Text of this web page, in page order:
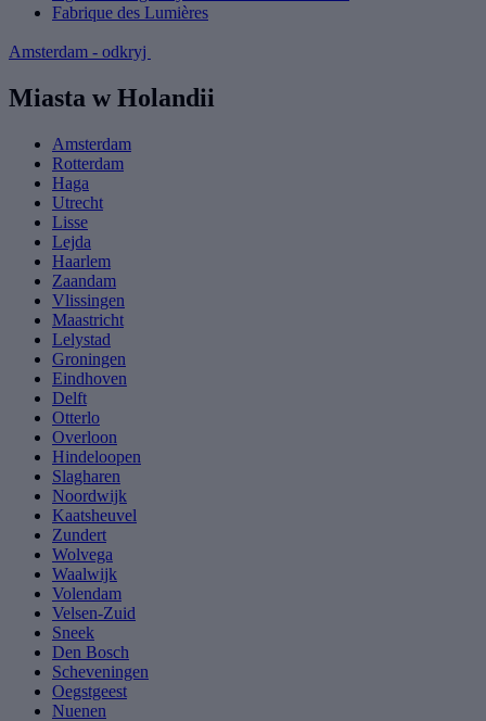
Fabrique des Lumières
Amsterdam - odkryj
Miasta w Holandii
Amsterdam
Rotterdam
Haga
Utrecht
Lisse
Lejda
Haarlem
Zaandam
Vlissingen
Maastricht
Lelystad
Groningen
Eindhoven
Delft
Otterlo
Overloon
Hindeloopen
Slagharen
Noordwijk
Kaatsheuvel
Zundert
Wolvega
Waalwijk
Volendam
Velsen-Zuid
Sneek
Den Bosch
Scheveningen
Oegstgeest
Nuenen